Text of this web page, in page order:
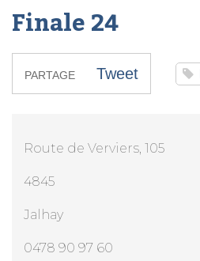
Finale 24
PARTAGE Tweet
Route de Verviers, 105
4845
Jalhay
0478 90 97 60